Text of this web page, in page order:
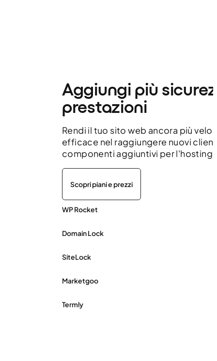
Aggiungi più
prestazioni
Rendi il tuo sito web ancora più
efficace nel raggiungere nuovi
componenti aggiuntivi per l'hosting.
Scopri piani e prezzi
WP Rocket
Domain Lock
SiteLock
Marketgoo
Termly